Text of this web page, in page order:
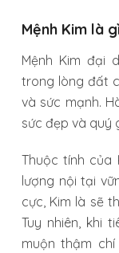
Mệnh Kim là
Mệnh Kim đại
trong lòng đất
và sức mạnh.
sức đẹp và quý
Thuộc tính của
lượng nội tại
cực, Kim là sẽ
Tuy nhiên, khi
muộn thậm